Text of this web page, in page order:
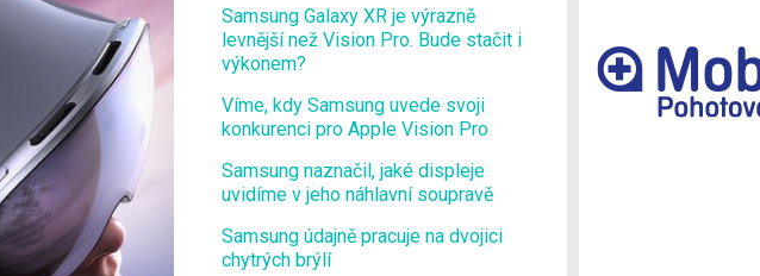
Samsung Galaxy XR je výrazně
levnější než Vision Pro. Bude stačit i
výkonem?
Víme, kdy Samsung uvede svoji
konkurenci pro Apple Vision Pro
Samsung naznačil, jaké displeje
uvidíme v jeho náhlavní soupravě
Samsung údajně pracuje na dvojici
chytrých brýlí